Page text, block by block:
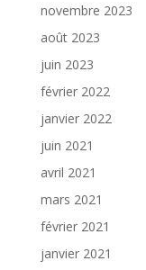
novembre 2023
août 2023
juin 2023
février 2022
janvier 2022
juin 2021
avril 2021
mars 2021
février 2021
janvier 2021